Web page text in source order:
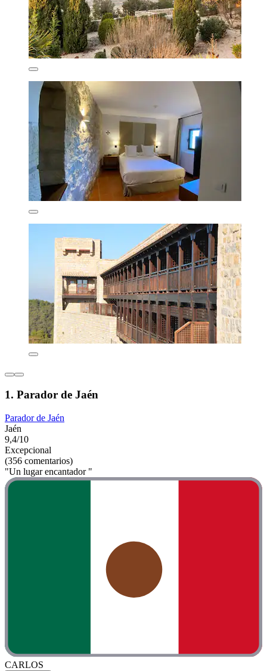
1. Parador de Jaén
Parador de Jaén
Jaén
9,4/10
Excepcional
(356 comentarios)
"Un lugar encantador "
CARLOS